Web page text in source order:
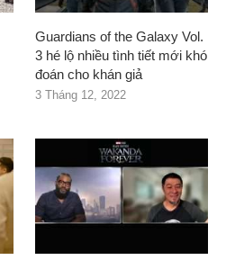
Guardians of the Galaxy Vol.
3 hé lộ nhiều tình tiết mới khó
đoán cho khán giả
3 Tháng 12, 2022